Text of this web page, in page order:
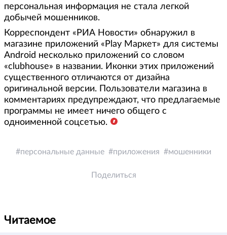
персональная информация не стала легкой
добычей мошенников.
Корреспондент «РИА Новости» обнаружил в
магазине приложений «Play Маркет» для системы
Android несколько приложений со словом
«сlubhouse» в названии. Иконки этих приложений
существенного отличаются от дизайна
оригинальной версии. Пользователи магазина в
комментариях предупреждают, что предлагаемые
программы не имеет ничего общего с
одноименной соцсетью.
персональные данные приложения мошенники
Поделиться
Читаемое